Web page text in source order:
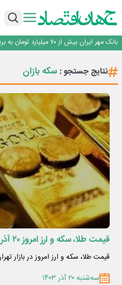
سرپرست اداره کل روابط عمومی بیمه
اجرای برنامه تحول بانک با تمرکز بر منابع
داد
روایت بانک ایران زمین از بانکداری نوین
سرپرست اداره کل روابط عمومی بیمه
اجرای برنامه تحول بانک با تمرکز بر منابع
بانک مهر ایران بیش از ۷۰
نتایج جستجو : سکه بازان
قیمت طلا، سکه و ارز امروز ۲۰ آذر ۱۴۰۳
قیمت طلا، سکه و ارز امروز در بازار
سه‌شنبه ۲۰ آذر ۱۴۰۳